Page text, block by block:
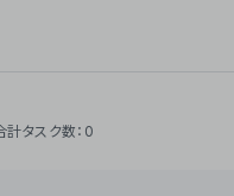
計タスク数：0